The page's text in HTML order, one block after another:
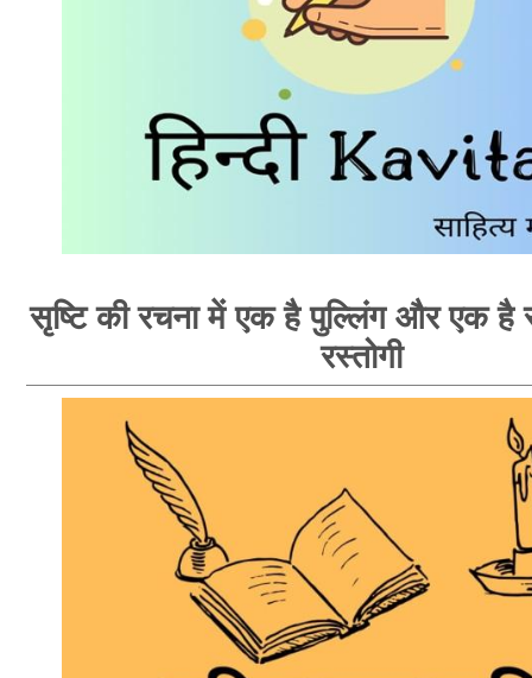
सृष्टि की रचना में एक है पुल्लिंग और एक है
रस्तोगी